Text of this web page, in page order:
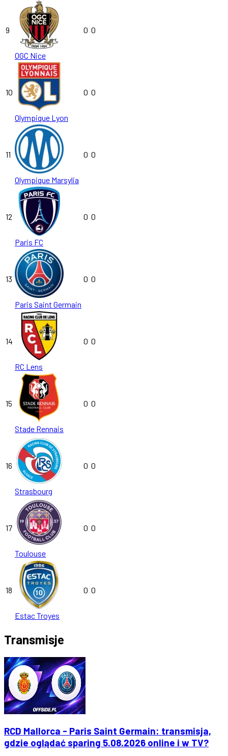
9
OGC Nice
0 0
10
Olympique Lyon
0 0
11
Olympique Marsylia
0 0
12
Paris FC
0 0
13
Paris Saint Germain
0 0
14
RC Lens
0 0
15
Stade Rennais
0 0
16
Strasbourg
0 0
17
Toulouse
0 0
18
Estac Troyes
0 0
Transmisje
RCD Mallorca - Paris Saint Germain: transmisja,
gdzie oglądać sparing 5.08.2026 online i w TV?